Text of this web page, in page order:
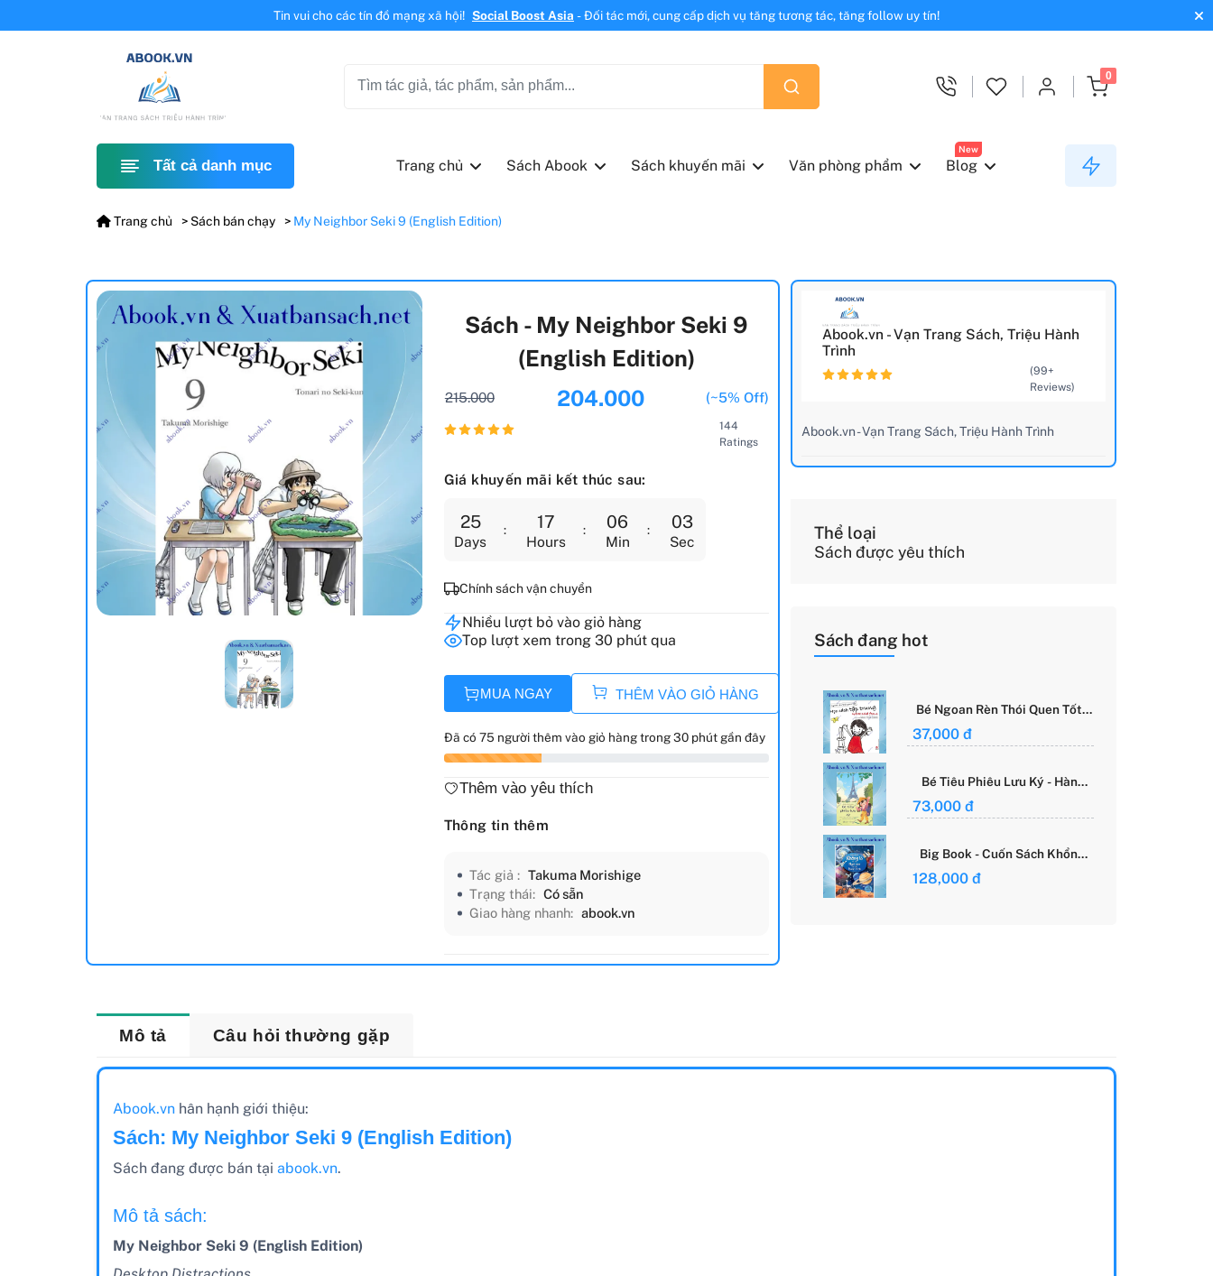
Tin vui cho các tín đồ mạng xã hội! Social Boost Asia - Đối tác mới, cung cấp dịch vụ tăng tương tác, tăng follow uy tín!
0
Tất cả danh mục Trang chủ Sách Abook Sách khuyến mãi Văn phòng phẩm
New
Blog
Trang chủ Sách bán chạy My Neighbor Seki 9 (English Edition)
Sách - My Neighbor Seki 9
(English Edition)
215.000 204.000 (~5% Off)
144
Ratings
Giá khuyến mãi kết thúc sau:
25
Days
17
Hours
06
Min
02
Sec
Chính sách vận chuyển
Nhiều lượt bỏ vào giỏ hàng
Top lượt xem trong 30 phút qua
MUA NGAY THÊM VÀO GIỎ HÀNG
Đã có 75 người thêm vào giỏ hàng trong 30 phút gần đây
Thêm vào yêu thích
Thông tin thêm
Tác giả : Takuma Morishige
Trạng thái: Có sẵn
Giao hàng nhanh: abook.vn
Abook.vn - Vạn Trang Sách, Triệu Hành
Trình
(99+
Reviews)
Abook.vn - Vạn Trang Sách, Triệu Hành Trình
Thể loại
Sách được yêu thích
Sách đang hot
Bé Ngoan Rèn Thói Quen Tốt -
37,000 đ
Bé Tiêu Phiêu Lưu Ký - Hành
Giới Của Cô Gái Việt
73,000 đ
Big Book - Cuốn Sách Khổng
Hành Tinh (Tái Bản)
128,000 đ
Mô tả Câu hỏi thường gặp
Abook.vnhân hạnh giới thiệu:
Sách: My Neighbor Seki 9 (English Edition)
Sách đang được bán tại abook.vn.
Mô tả sách:
My Neighbor Seki 9 (English Edition)